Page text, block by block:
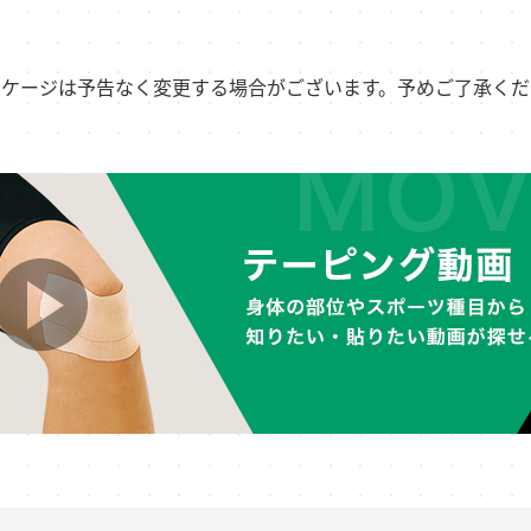
ージは予告なく変更する場合がございます。予めご了承く